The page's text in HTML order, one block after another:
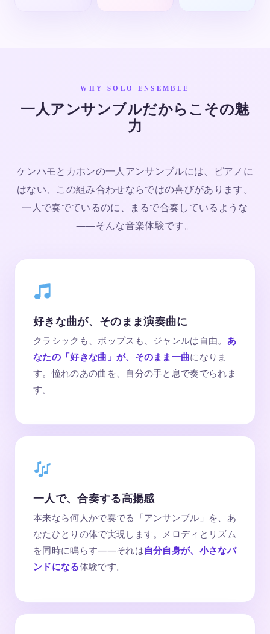
WHY SOLO ENSEMBLE
一人アンサンブルだからこその魅
力
ケンハモとカホンの一人アンサンブルには、ピアノに
はない、この組み合わせならではの喜びがあります。
一人で奏でているのに、まるで合奏しているような
——そんな音楽体験です。
好きな曲が、そのまま演奏曲に
クラシックも、ポップスも、ジャンルは自由。 あ
なたの「好きな曲」が、そのまま一曲になりま
す。憧れのあの曲を、自分の手と息で奏でられま
す。
一人で、合奏する高揚感
本来なら何人かで奏でる「アンサンブル」を、あ
なたひとりの体で実現します。メロディとリズム
を同時に鳴らす——それは自分自身が、小さなバ
ンドになる体験です。